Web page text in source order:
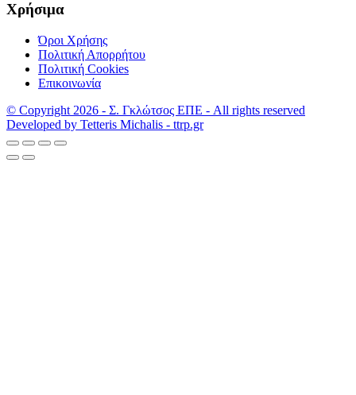
Χρήσιμα
Όροι Χρήσης
Πολιτική Απορρήτου
Πολιτική Cookies
Επικοινωνία
© Copyright 2026 - Σ. Γκλώτσος ΕΠΕ - All rights reserved
Developed by Tetteris Michalis - ttrp.gr